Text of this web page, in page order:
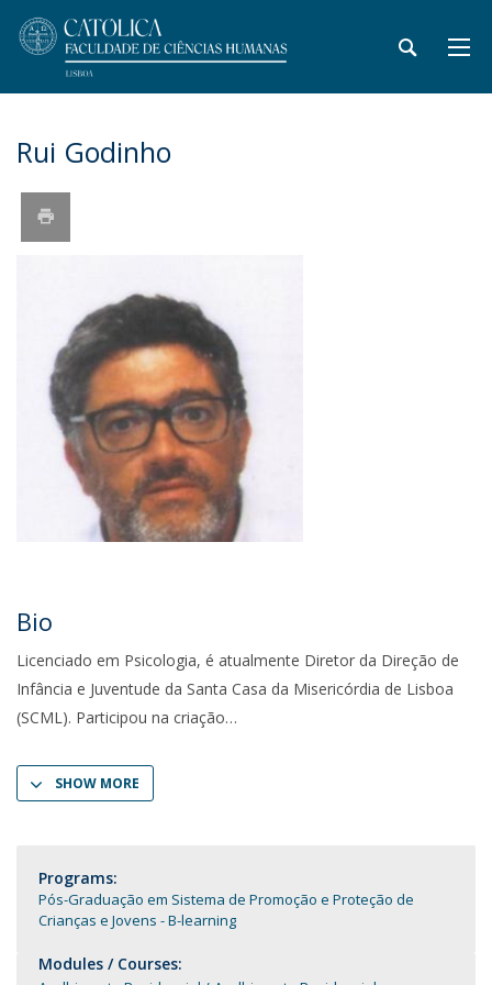
Rui Godinho
Bio
Licenciado em Psicologia, é atualmente Diretor da Direção de
Infância e Juventude da Santa Casa da Misericórdia de Lisboa
(SCML). Participou na criação
SHOW MORE
Programs:
Pós-Graduação em Sistema de Promoção e Proteção de
Crianças e Jovens - B-learning
Modules / Courses: